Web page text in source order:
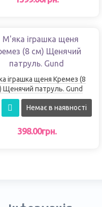
іграшка щеня Кремез (8
Щенячий патруль. Gund
Немає в наявності
398.00грн.